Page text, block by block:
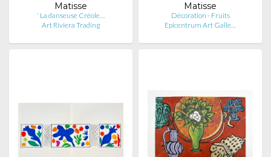
Matisse
' La danseuse Créole…
Art Riviera Trading
Matisse
Décoration - Fruits
Epicentrum Art Galle…